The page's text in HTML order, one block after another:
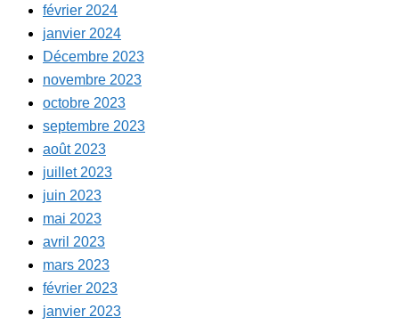
février 2024
janvier 2024
Décembre 2023
novembre 2023
octobre 2023
septembre 2023
août 2023
juillet 2023
juin 2023
mai 2023
avril 2023
mars 2023
février 2023
janvier 2023